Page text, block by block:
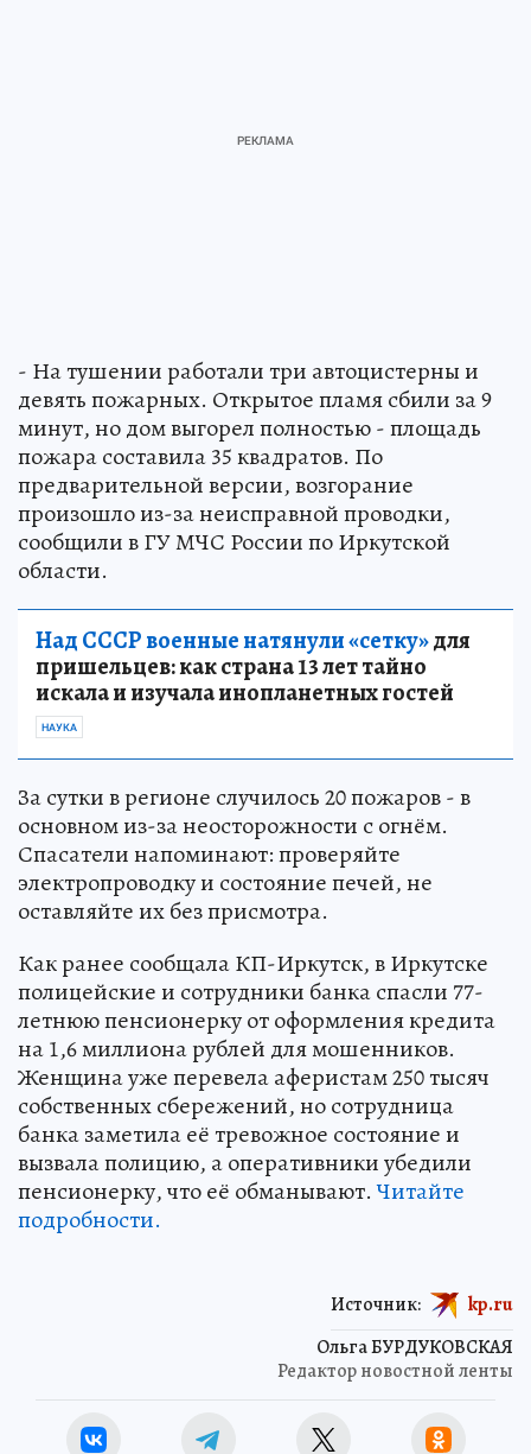
- На тушении работали три автоцистерны и
девять пожарных. Открытое пламя сбили за 9
минут, но дом выгорел полностью - площадь
пожара составила 35 квадратов. По
предварительной версии, возгорание
произошло из-за неисправной проводки,
сообщили в ГУ МЧС России по Иркутской
области.
Над СССР военные натянули «сетку»для
пришельцев: как страна 13 лет тайно
искала и изучала инопланетных гостей
НАУКА
За сутки в регионе случилось 20 пожаров - в
основном из-за неосторожности с огнём.
Спасатели напоминают: проверяйте
электропроводку и состояние печей, не
оставляйте их без присмотра.
Как ранее сообщала КП-Иркутск, в Иркутске
полицейские и сотрудники банка спасли 77-
летнюю пенсионерку от оформления кредита
на 1,6 миллиона рублей для мошенников.
Женщина уже перевела аферистам 250 тысяч
собственных сбережений, но сотрудница
банка заметила её тревожное состояние и
вызвала полицию, а оперативники убедили
пенсионерку, что её обманывают.Читайте
подробности.
Ольга БУРДУКОВСКАЯ
Редактор новостной ленты
Источник: kp.ru